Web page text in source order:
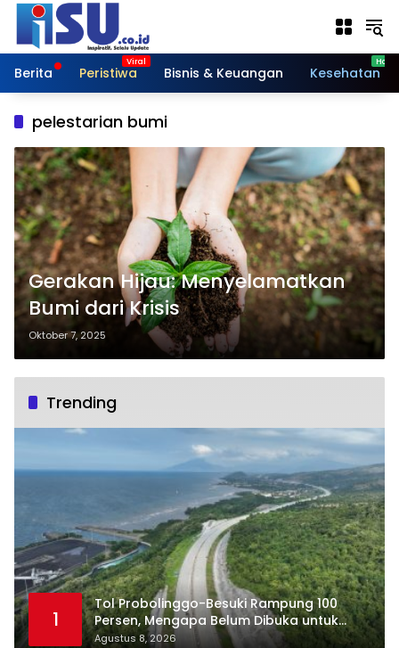
Langsung
konten
Berita
Peristiwa Bisnis & Keuangan Kesehatan
pelestarian bumi
Gerakan Hijau: Menyelamatkan
Bumi dari Krisis
Oktober 7, 2025
Trending
1
Tol Probolinggo-Besuki Rampung 100
Persen, Mengapa Belum Dibuka untuk
Publik?
Agustus 8, 2026